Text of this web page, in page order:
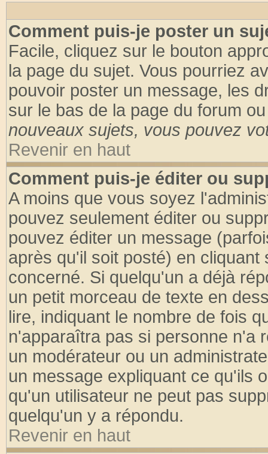
Comment puis-je poster un
Facile, cliquez sur le bouton
la page du sujet. Vous pourriez
pouvoir poster un message, les
sur le bas de la page du forum
nouveaux sujets, vous pouvez
Revenir en haut
Comment puis-je éditer ou
A moins que vous soyez
pouvez seulement éditer ou
pouvez éditer un message
après qu'il soit posté) en
concerné. Si quelqu'un a déjà
un petit morceau de texte en
lire, indiquant le nombre de fois
n'apparaîtra pas si personne n'a
un modérateur ou un
un message expliquant ce qu'ils
qu'un utilisateur ne peut pas
quelqu'un y a répondu.
Revenir en haut